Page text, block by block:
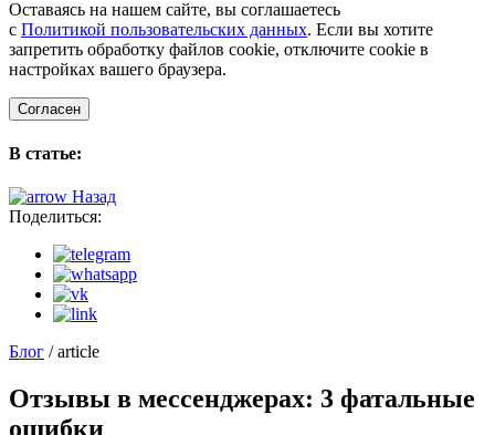
Оставаясь на нашем сайте, вы соглашаетесь
с Политикой пользовательских данных. Если вы хотите
запретить обработку файлов cookie, отключите cookie в
настройках вашего браузера.
Согласен
В статье:
Назад
Поделиться:
Блог / article
Отзывы в мессенджерах: 3 фатальные
ошибки